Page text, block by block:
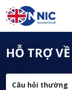
Nhảy đến nội dung
HỖ TRỢ
Câu hỏi thường